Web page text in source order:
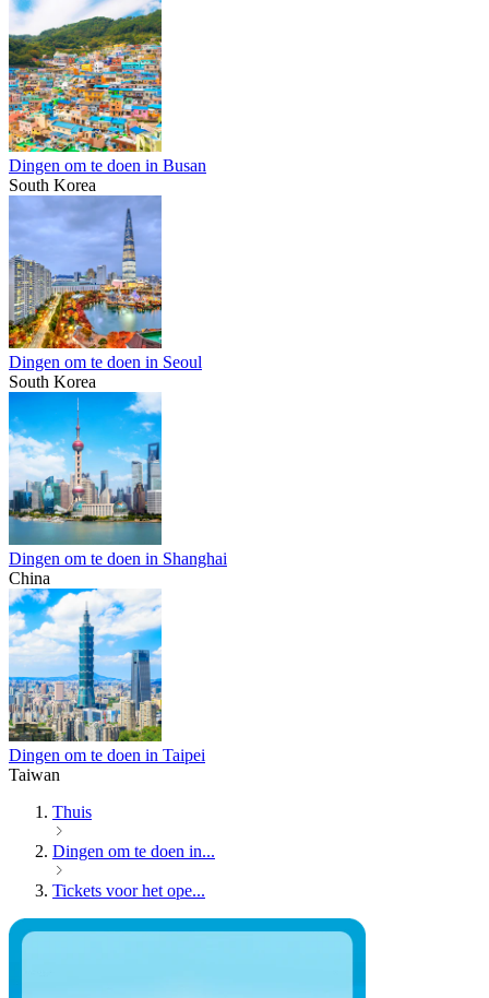
Dingen om te doen in Busan
South Korea
Dingen om te doen in Seoul
South Korea
Dingen om te doen in Shanghai
China
Dingen om te doen in Taipei
Taiwan
Thuis
Dingen om te doen in...
Tickets voor het ope...